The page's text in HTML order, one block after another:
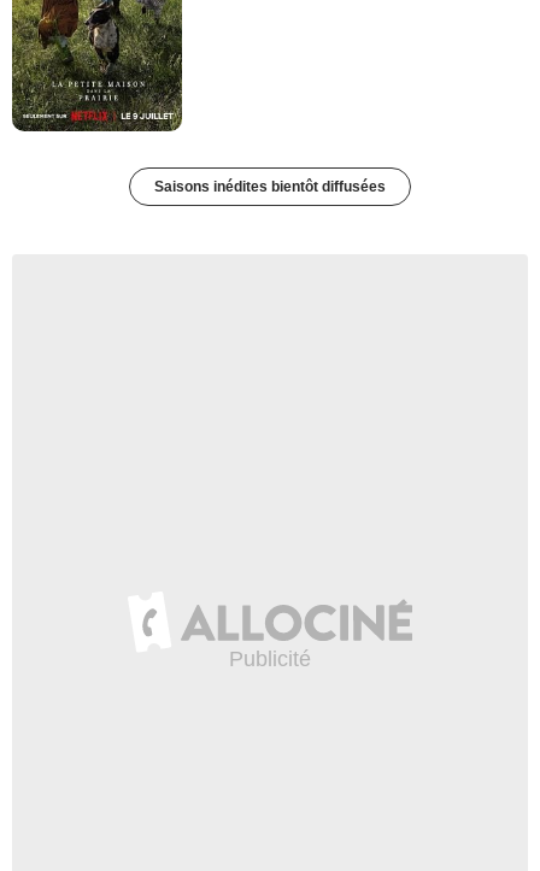
Saisons inédites bientôt diffusées